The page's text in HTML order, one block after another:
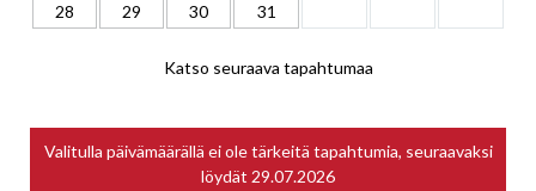
28
29 30 31
Katso seuraava tapahtumaa
Valitulla päivämäärällä ei ole tärkeitä tapahtumia, seuraavaksi
löydät 29.07.2026